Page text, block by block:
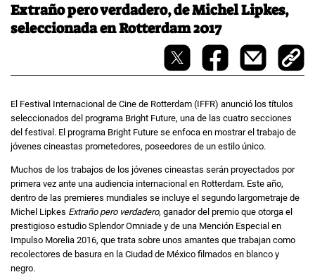
Extraño pero verdadero, de Michel Lipkes,
seleccionada en Rotterdam 2017
El Festival Internacional de Cine de Rotterdam (IFFR) anunció los títulos
seleccionados del programa Bright Future, una de las cuatro secciones
del festival. El programa Bright Future se enfoca en mostrar el trabajo de
jóvenes cineastas prometedores, poseedores de un estilo único.
Muchos de los trabajos de los jóvenes cineastas serán proyectados por
primera vez ante una audiencia internacional en Rotterdam. Este año,
dentro de las premieres mundiales se incluye el segundo largometraje de
Michel Lipkes Extraño pero verdadero, ganador del premio que otorga el
prestigioso estudio Splendor Omniade y de una Mención Especial en
Impulso Morelia 2016, que trata sobre unos amantes que trabajan como
recolectores de basura en la Ciudad de México filmados en blanco y
negro.